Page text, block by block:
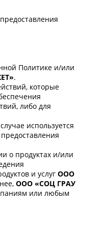
Политике и/или
.
которые
либо для
используется
о продуктах и/или
и услуг ООО
ООО «СОЦ ГРАУ
или любым